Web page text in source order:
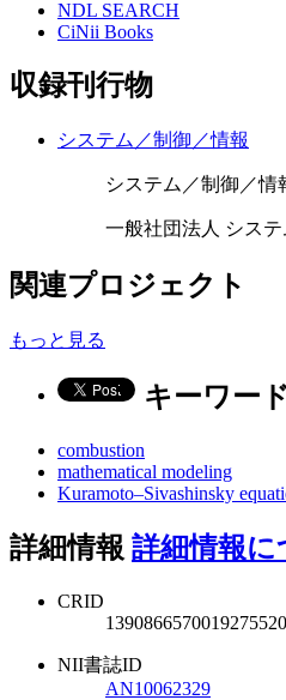
NDL SEARCH
CiNii Books
収録刊行物
システム／制御／情報
システム／制御／情
一般社団法人 シス
関連プロジェクト
もっと見る
キーワード
combustion
mathematical modeling
Kuramoto–Sivashinsky
詳細情報 詳細情報に
CRID
1390866570019275520
NII書誌ID
AN10062329